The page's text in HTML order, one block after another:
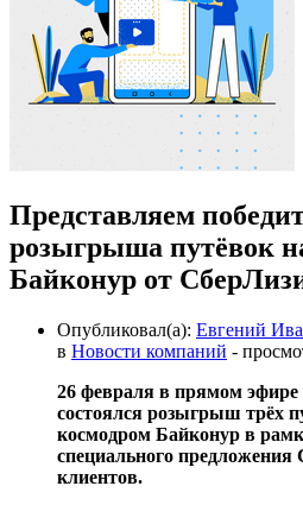
Представляем
розыгрыша путёвок
Байконур от
Опубликовал(а): Евгений
в Новости компаний -
26 февраля в прямом эфире
состоялся розыгрыш трёх
космодром Байконур в
специального предложения
клиентов.